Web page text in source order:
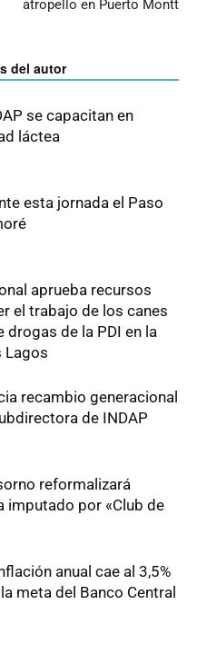
atropello en Puerto Montt
del autor
se capacitan en
láctea
esta jornada el Paso
aprueba recursos
el trabajo de los canes
de la PDI en la
Lagos
recambio generacional
de INDAP
reformalizará
imputado por «Club de
anual cae al 3,5%
meta del Banco Central